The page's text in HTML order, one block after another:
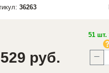
36263
51 шт.
529 руб.